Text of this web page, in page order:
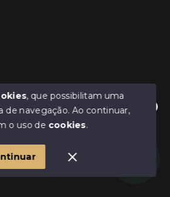
- Todos os direitos
disponíveis para te ajudar.
, que possibilitam uma
de navegação.Ao continuar,
o uso de cookies.